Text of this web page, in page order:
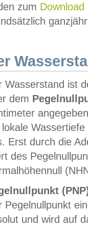
zum Download
Wasserstand ist
dem
lokale
Erst durch die
des
Pegelnullpunkt
und wird auf